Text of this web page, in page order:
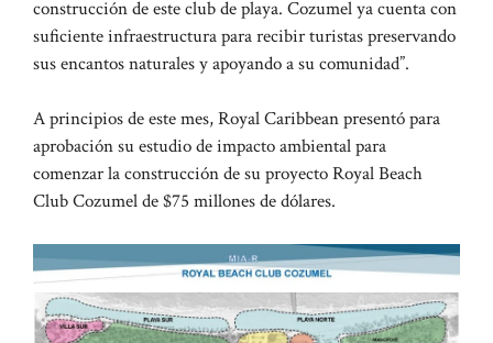
construcción de este club de playa. Cozumel ya cuenta con
suficiente infraestructura para recibir turistas preservando
sus encantos naturales y apoyando a su comunidad”.
A principios de este mes, Royal Caribbean presentó para
aprobación su estudio de impacto ambiental para
comenzar la construcción de su proyecto Royal Beach
Club Cozumel de $75 millones de dólares.